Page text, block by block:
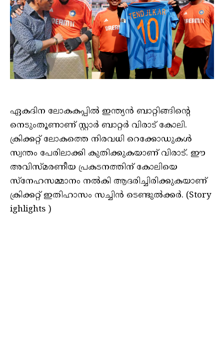
ഏകദിന ലോകകപ്പില്‍ ഇന്ത്യൻ ബാറ്റിങ്ങിന്റെ
നെടുംതൂണാണ് സ്റ്റാര്‍ ബാറ്റര്‍ വിരാട് കോലി.
ക്രിക്കറ്റ് ലോകത്തെ നിരവധി റെക്കോഡുകൾ
സ്വന്തം പേരിലാക്കി കുതിക്കുകയാണ് വിരാട്. ഈ
അവിസ്മരണീയ പ്രകടനത്തിന് കോലിയെ
സ്നേഹസമ്മാനം നൽകി ആദരിച്ചിരിക്കുകയാണ്
ക്രിക്കറ്റ് ഇതിഹാസം സച്ചിന്‍ ടെണ്ടുല്‍ക്കര്‍. (Story
ighlights )